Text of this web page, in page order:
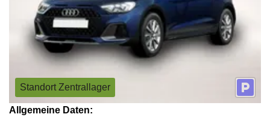
Standort Zentrallager
Allgemeine Daten: